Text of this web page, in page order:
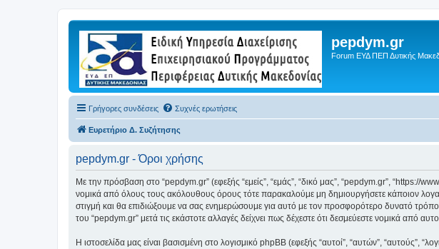
pepdym.gr
Forum ΕΥΔ ΠΕΠ Δυτικής
Γρήγορες συνδέσεις Συχνές ερωτήσεις
Ευρετήριο Δ. Συζήτησης
pepdym.gr - Όροι χρήσης
Με την πρόσβαση στο “pepdym.gr” (εφεξής “εμείς”, “εμάς”, “δικό μας”, “pepdym.gr”, “https://
νομικά από όλους τους ακόλουθους όρους τότε παρακαλούμε μη δημιουργήσετε κάποιον
στιγμή και θα επιδιώξουμε να σας ενημερώσουμε για αυτό με τον προσφορότερο δυνατό
του “pepdym.gr” μετά τις εκάστοτε αλλαγές δείχνει πως δέχεστε ότι δεσμεύεστε νομικά
Η ιστοσελίδα μας είναι βασισμένη στο λογισμικό phpBB (εφεξής “αυτοί”, “αυτών”,